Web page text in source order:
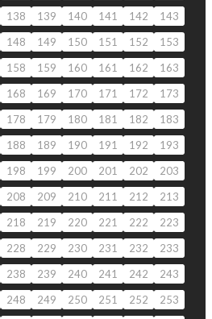
138 139 140 141 142
143
148 149 150 151 152
153
158 159 160 161 162
163
168 169 170 171 172
173
178 179 180 181 182
183
188 189 190 191 192
193
198 199 200 201 202
203
208 209 210 211 212
213
218 219 220 221 222
223
228 229 230 231 232
233
238 239 240 241 242
243
248 249 250 251 252
253